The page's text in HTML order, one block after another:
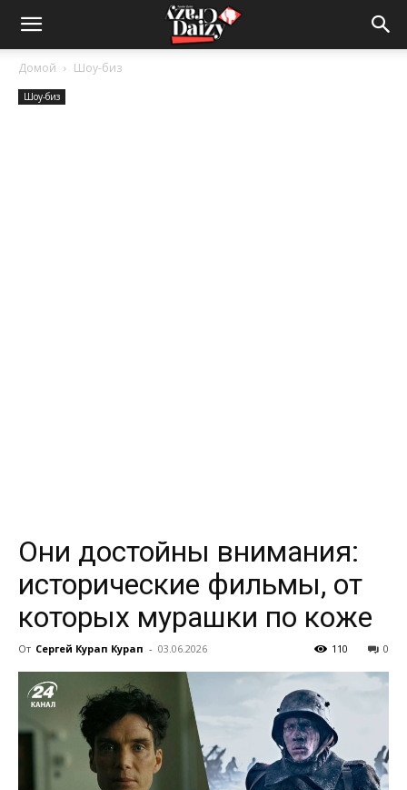
Crazy-
Daizy
Домой Шоу-биз
Шоу-биз
Они достойны внимания:
исторические фильмы, от
которых мурашки по коже
От Сергей Курап Курап - 03.06.2026 0
110